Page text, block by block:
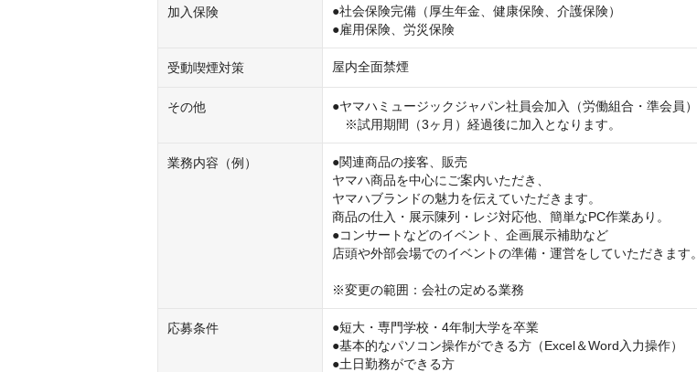
加入保険
●社会保険完備（厚生年金、健康保険、介護保険）
●雇用保険、労災保険
受動喫煙対策 屋内全面禁煙
その他
●ヤマハミュージックジャパン社員会加入（労働組合・準会員）
※試用期間（3ヶ月）経過後に加入となります。
業務内容（例）
●関連商品の接客、販売
ヤマハ商品を中心にご案内いただき、
ヤマハブランドの魅力を伝えていただきます。
商品の仕入・展示陳列・レジ対応他、簡単なPC作業あり。
●コンサートなどのイベント、企画展示補助など
店頭や外部会場でのイベントの準備・運営をしていただきます。
※変更の範囲：会社の定める業務
応募条件
●短大・専門学校・4年制大学を卒業
●基本的なパソコン操作ができる方（Excel＆Word入力操作）
●土日勤務ができる方